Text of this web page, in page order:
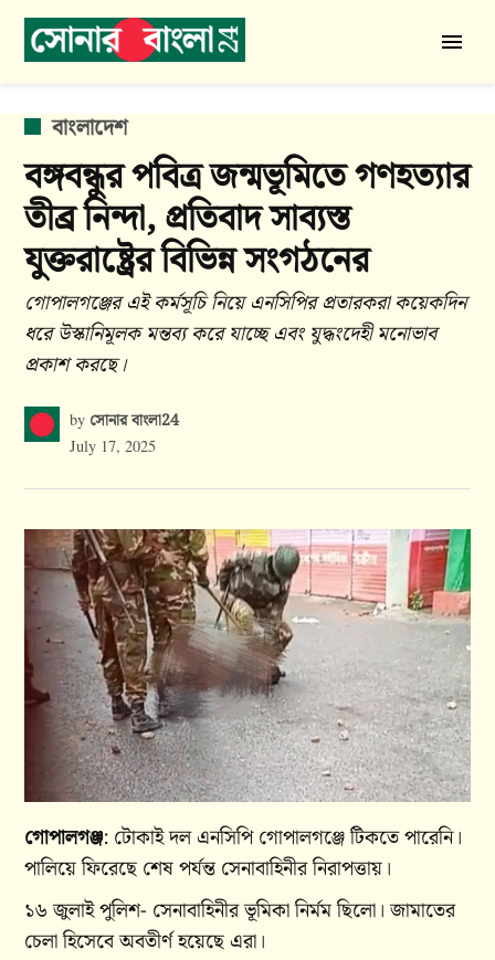
Skip
বাংলা
24
POSTED
বাংলাদেশ
বঙ্গবন্ধুর পবিত্র জন্মভূমিতে গণহত্যার
তীব্র নিন্দা, প্রতিবাদ সাব্যস্ত
যুক্তরাষ্ট্রের বিভিন্ন সংগঠনের
গোপালগঞ্জের এই কর্মসূচি নিয়ে এনসিপির প্রতারকরা কয়েকদিন
ধরে উস্কানিমূলক মন্তব্য করে যাচ্ছে এবং যুদ্ধংদেহী মনোভাব
প্রকাশ করছে।
by সোনার বাংলা24
July 17, 2025
গোপালগঞ্জ: টোকাই দল এনসিপি গোপালগঞ্জে টিকতে পারেনি।
পালিয়ে ফিরেছে শেষ পর্যন্ত সেনাবাহিনীর নিরাপত্তায়।
১৬ জুলাই পুলিশ- সেনাবাহিনীর ভূমিকা নির্মম ছিলো। জামাতের
চেলা হিসেবে অবতীর্ণ হয়েছে এরা।